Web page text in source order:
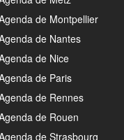
de Montpellier
de Nantes
de Nice
de Paris
de Rennes
de Rouen
de Strasbourg